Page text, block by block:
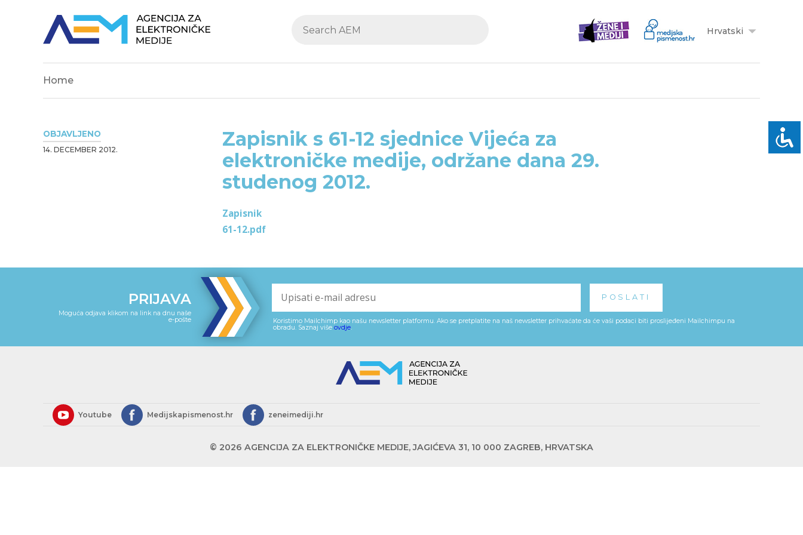
Hrvatski
Home
OBJAVLJENO
14. DECEMBER 2012.
Zapisnik s 61-12 sjednice Vijeća za
elektroničke medije, održane dana 29.
studenog 2012.
Zapisnik
61-12.pdf
PRIJAVA
Moguća odjava klikom na link na dnu naše
e-pošte
Koristimo Mailchimp kao našu newsletter platformu. Ako se pretplatite na naš newsletter prihvaćate da će vaši podaci biti proslijeđeni Mailchimpu na
obradu. Saznaj više ovdje.
Youtube Medijskapismenost.hr zeneimediji.hr
© 2026 AGENCIJA ZA ELEKTRONIČKE MEDIJE, JAGIĆEVA 31, 10 000 ZAGREB, HRVATSKA